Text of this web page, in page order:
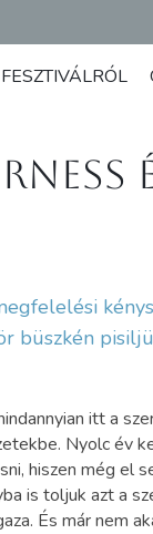
büszkén
itt a
Nyolc év
hiszen még el
is toljuk azt a
És már nem